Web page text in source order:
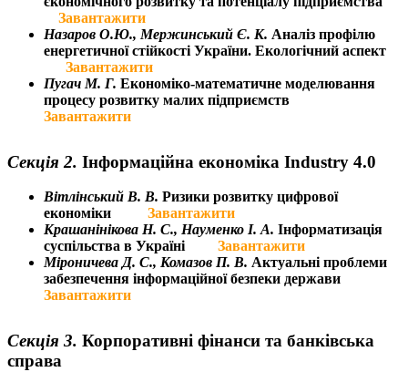
Завантажити
Назаров О.Ю., Мержинський Є. К. Аналіз профілю
енергетичної стійкості України. Екологічний аспект
Завантажити
Пугач М. Г. Економіко-математичне моделювання
процесу розвитку малих підприємств
Завантажити
Секція 2. Інформаційна економіка Industry 4.0
Вітлінський В. В. Ризики розвитку цифрової
економіки Завантажити
Крашанінікова Н. С., Науменко І. А. Інформатизація
суспільства в Україні Завантажити
Міроничева Д. С., Комазов П. В. Актуальнi проблеми
забезпечення iнформацiйної безпеки держави
Завантажити
Секція 3. Корпоративні фінанси та банківська
справа